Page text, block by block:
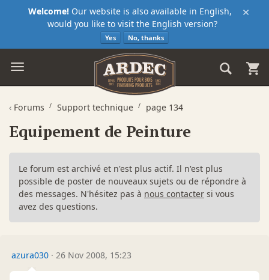
×
Welcome! Our website is also available in English,
would you like to visit the English version?
Yes No, thanks
‹ Forums Support technique page 134
Equipement de Peinture
Le forum est archivé et n'est plus actif. Il n'est plus
possible de poster de nouveaux sujets ou de répondre à
des messages. N'hésitez pas à nous contacter si vous
avez des questions.
azura030 · 26 Nov 2008, 15:23